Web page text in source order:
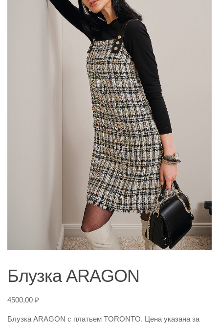
Блузка ARAGON
4500,00 ₽
Блузка ARAGON с платьем TORONTO. Цена указана за